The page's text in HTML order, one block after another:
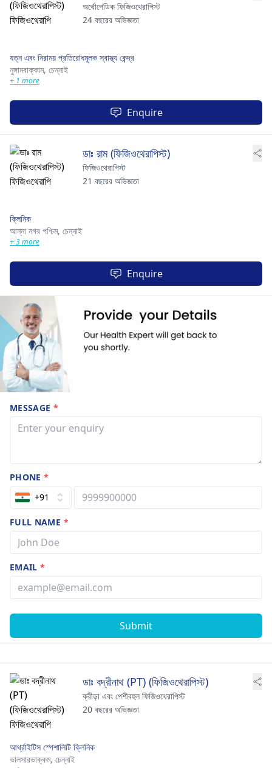
অর্থোপেডিক ফিজিওথেরাপিস্ট
24 বছরের অভিজ্ঞতা
যত্ন এবং নিরাময় প্রতিরোধমূলক স্বাস্থ্য কেন্দ্র
নুঙ্গামবাক্কাম, চেন্নাই
+ 1 more
Enquire
ডাঃ রাম (ফিজিওথেরাপিস্ট)
ফিজিওথেরাপিস্ট
21 বছরের অভিজ্ঞতা
ক্লিনিক
আন্না নগর পশ্চিম, চেন্নাই
+ 3 more
Enquire
MESSAGE *
PHONE*
+91
FULL NAME *
EMAIL*
Submit
ডাঃ বদ্রীনাথ (PT) (ফিজিওথেরাপিস্ট)
ক্রীড়া এবং পেশীবহুল ফিজিওথেরাপিস্ট
20 বছরের অভিজ্ঞতা
আর্থ্রাইটিস স্পেশালিটি ক্লিনিক
ভালসারভাক্কম, চেন্নাই